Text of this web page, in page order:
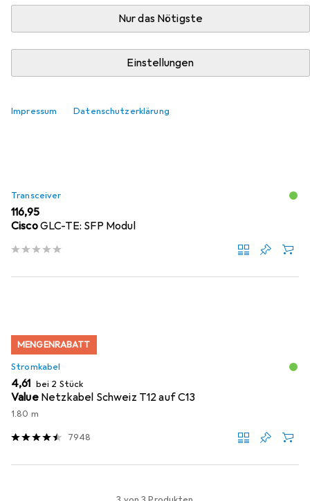
Nur das Nötigste
Einstellungen
Impressum Datenschutzerklärung
CiscoMgbsx1
Transceiver
EUR
116,95
CiscoGLC-TE: SFP Modul
MENGENRABATT
Stromkabel
EUR
4,61 bei 2 Stück
Value Netzkabel Schweiz T12 auf C13
1.80 m
7948